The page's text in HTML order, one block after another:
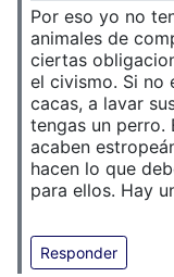
Por eso yo no
animales de
ciertas
el civismo. Si no
cacas, a lavar
tengas un perro.
acaben
hacen lo que
para ellos. Hay
Responder